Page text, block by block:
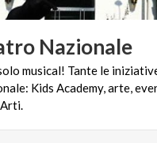
Nazionale
musical! Tante le
Kids Academy, arte,